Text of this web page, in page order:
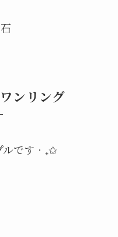
ンリング
ルです‧₊✩